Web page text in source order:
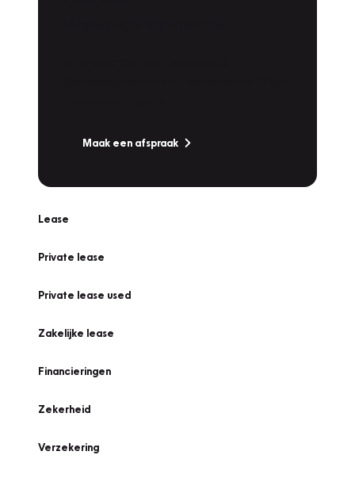
Maak een afspraak
Lease
Private lease
Private lease used
Zakelijke lease
Financieringen
Zekerheid
Verzekering